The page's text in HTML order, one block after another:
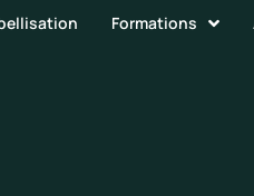
Formations